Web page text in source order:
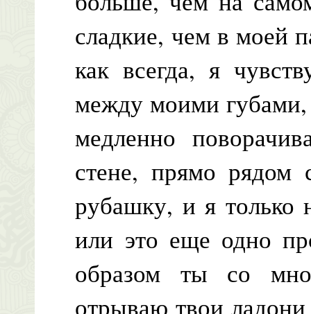
сладкие, чем в моей
как всегда, я
между моими
медленно
стене, прямо рядом
рубашку, и я только
или это еще одно
образом ты со
отрываю твои